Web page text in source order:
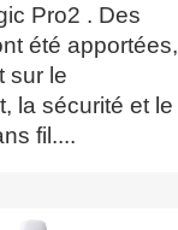
Pro2 . Des
été apportées,
sur le
la sécurité et le
fil....